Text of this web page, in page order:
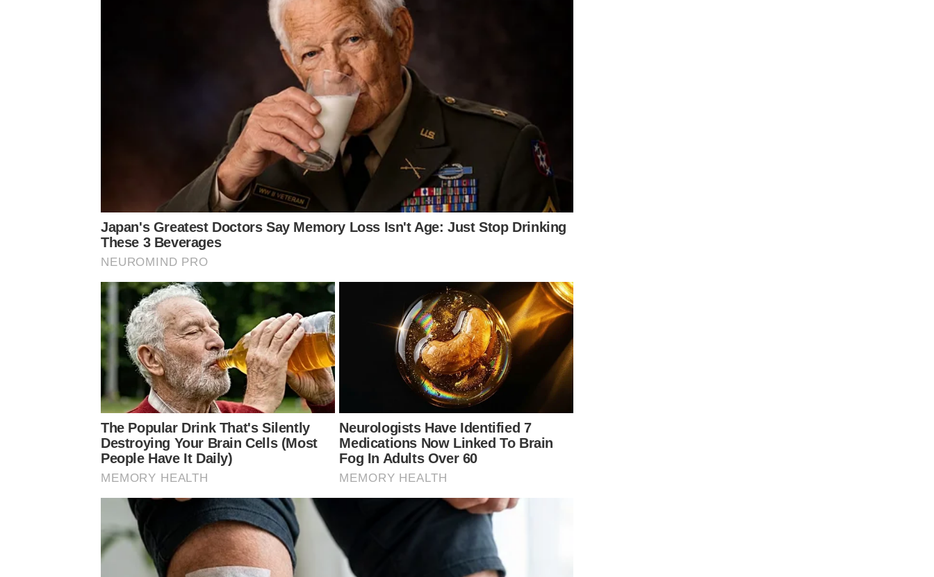
Japan's Greatest Doctors Say Memory Loss Isn't Age: Just Stop Drinking
These 3 Beverages
NEUROMIND PRO
The Popular Drink That's Silently
Destroying Your Brain Cells (Most
People Have It Daily)
MEMORY HEALTH
Neurologists Have Identified 7
Medications Now Linked To Brain
Fog In Adults Over 60
MEMORY HEALTH